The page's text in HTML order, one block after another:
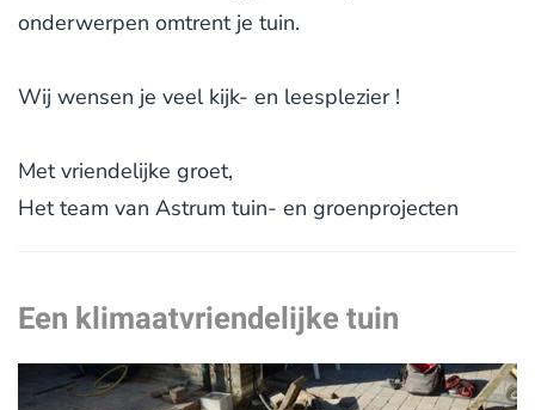
onderwerpen omtrent je tuin.
Wij wensen je veel kijk- en leesplezier !
Met vriendelijke groet,
Het team van Astrum tuin- en groenprojecten
Een klimaatvriendelijke tuin